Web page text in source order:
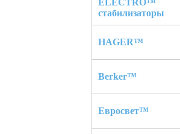
ELECTRO™
стабилизаторы
HAGER™
Berker™
Евросвет™